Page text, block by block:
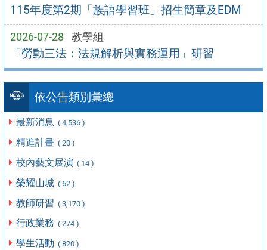
115年度第2期「族語學習班」招生簡章及EDM
2026-07-28 教學組
「勞動三法：法規解析與實務運用」研習
依公告類別彙總
最新消息 ( 4,536 )
精進計畫 ( 20 )
校內藝文展演 ( 14 )
榮耀山城 ( 62 )
教師研習 ( 3,170 )
行政業務 ( 274 )
學生活動 ( 820 )